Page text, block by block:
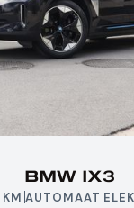
BMW IX3
KM AUTOMAAT